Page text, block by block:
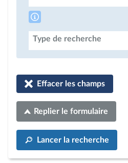
Type de recherche
Effacer les champs
Replier le formulaire
Lancer la recherche